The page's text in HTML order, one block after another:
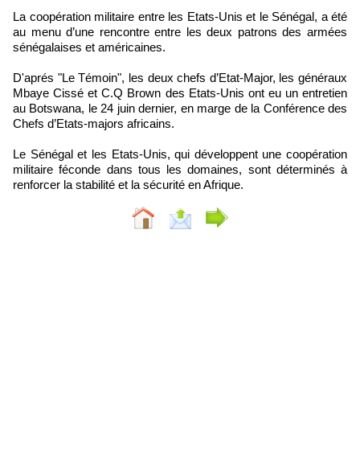
La coopération militaire entre les Etats-Unis et le Sénégal, a été
au menu d’une rencontre entre les deux patrons des armées
sénégalaises et américaines.
D'aprés "Le Témoin", les deux chefs d’Etat-Major, les généraux
Mbaye Cissé et C.Q Brown des Etats-Unis ont eu un entretien
au Botswana, le 24 juin dernier, en marge de la Conférence des
Chefs d’Etats-majors africains.
Le Sénégal et les Etats-Unis, qui développent une coopération
militaire féconde dans tous les domaines, sont déterminés à
renforcer la stabilité et la sécurité en Afrique.